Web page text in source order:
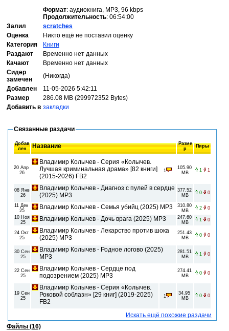
Формат: аудиокнига, MP3, 96 kbps
Продолжительность: 06:54:00
Залил
scratches
Оценка
Никто ещё не поставил оценку
Категория
Книги
Раздают
Временно нет данных
Качают
Временно нет данных
Сидер
замечен
(Никогда)
Добавлен
11-05-2026 5:42:11
Размер
286.08 MB (299972352 Bytes)
Добавить в закладки
Связанные раздачи
Добав
лен
Название
Разме
р
Пиры
20 Апр
26
Владимир Колычев - Серия «Колычев.
Лучшая криминальная драма» [82 книги]
(2015-2026) FB2
1
105.90
MB
1 1
08 Янв
26
Владимир Колычев - Диагноз с пулей в сердце
(2025) MP3
377.52
MB
0 0
11 Дек
25
Владимир Колычев - Семья убийц (2025) MP3
310.80
MB
2
0
10 Ноя
25
Владимир Колычев - Дочь врага (2025) MP3
247.60
MB
1 0
24 Окт
25
Владимир Колычев - Лекарство против шока
(2025) MP3
251.43
MB
0 0
30 Сен
25
Владимир Колычев - Родное логово (2025)
MP3
281.51
MB
1 0
22 Сен
25
Владимир Колычев - Сердце под
подозрением (2025) MP3
274.41
MB
0 0
19 Сен
25
Владимир Колычев - Серия «Колычев.
Роковой соблазн» [29 книг] (2019-2025)
FB2
1
34.95
MB
0 0
Искать ещё похожие раздачи
Файлы (16)